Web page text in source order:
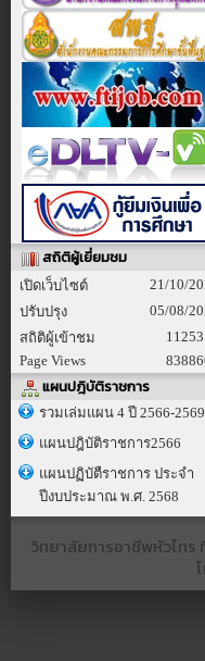
สถิติผู้เยี่ยมชม
เปิดเว็บไซต์
21/10/
ปรับปรุง
05/08/
สถิติผู้เข้าชม
Page Views
แผนปฎิบัติราชการ
รวมเล่มแผน 4 ปี 2566-2569
แผนปฎิบัติราชการ2566
แผนปฏิบัตืราชการ ประจำ
ปีงบประมาณ พ.ศ. 2568
วิทยาลัยการอาชีพหัวไทร